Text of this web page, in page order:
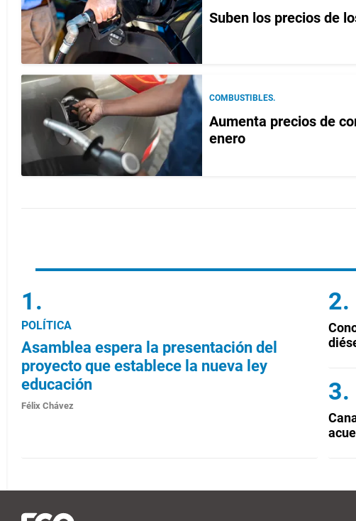
Suben los precios de
COMBUSTIBLES.
Aumenta precios de
enero
POLÍTICA
Asamblea espera la presentación del
proyecto que establece la nueva ley
educación
Félix Chávez